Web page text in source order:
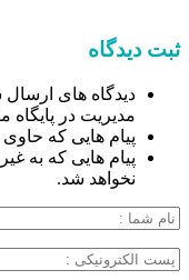
ثبت دیدگاه
دیدگاه های
مدیریت در پایگاه
پیام هایی که
پیام هایی که به
نخواهد شد.